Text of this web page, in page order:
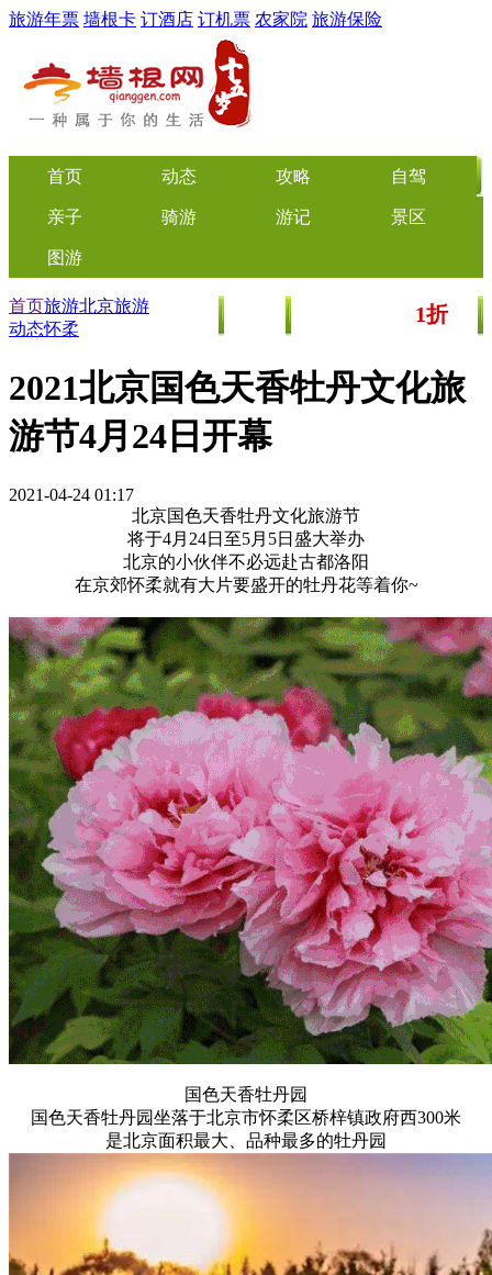
旅游年票 墙根卡 订酒店 订机票 农家院 旅游保险
首页 动态 攻略 自驾
亲子 骑游 游记 景区
图游
1折起
首页旅游北京旅游
动态怀柔
2021北京国色天香牡丹文化旅
游节4月24日开幕
2021-04-24 01:17
北京国色天香牡丹文化旅游节
将于4月24日至5月5日盛大举办
北京的小伙伴不必远赴古都洛阳
在京郊怀柔就有大片要盛开的牡丹花等着你~
国色天香牡丹园
国色天香牡丹园坐落于北京市怀柔区桥梓镇政府西300米
是北京面积最大、品种最多的牡丹园